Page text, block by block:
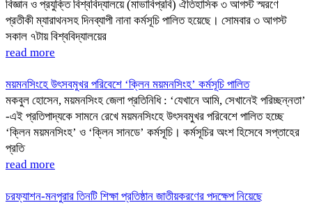
বিজ্ঞান ও প্রযুক্তি বিশ্ববিদ্যালয়ে (মাভাবিপ্রবি) ঐতিহাসিক ৩ আগস্ট স্মরণে
প্রতীকী ম্যারাথনসহ দিনব্যাপী নানা কর্মসূচি পালিত হয়েছে। ‎সোমবার ৩ আগস্ট
সকাল ৭টায় বিশ্ববিদ্যালয়ের
read more
ময়মনসিংহে উৎসবমুখর পরিবেশে ‘ক্লিন ময়মনসিংহ’ কর্মসূচি পালিত
মকবুল হোসেন, ময়মনসিংহ জেলা প্রতিনিধি : ‘যেখানে আমি, সেখানেই পরিচ্ছন্নতা’
-এই প্রতিপাদ্যকে সামনে রেখে ময়মনসিংহে উৎসবমুখর পরিবেশে পালিত হচ্ছে
‘ক্লিন ময়মনসিংহ’ ও ‘ক্লিন সানডে’ কর্মসূচি। কর্মসূচির অংশ হিসেবে সপ্তাহের
প্রতি
read more
চরফ্যাশন-মনপুরার তিনটি শিক্ষা প্রতিষ্ঠান জাতীয়করণের পদক্ষেপ নিয়েছে